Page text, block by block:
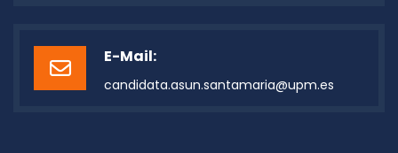
E-Mail:
candidata.asun.santamaria@upm.es